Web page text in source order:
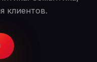
клиентов.